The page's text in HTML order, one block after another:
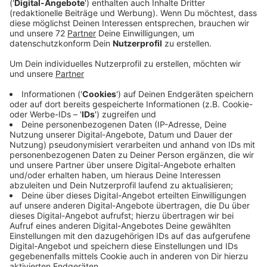
Rund 150 Impfwillige haben sich im Impfmobil den so
Wermelt der organisatorische Leiter des
Impfzentrums auf Radio Kiepenkerl Nachfrage. Es
bildete sich schnell eine knapp 50 Meter lange
Warteschlange. Auch organisatorisch habe der erste
Tag gut geklappt. Und alle Impflinge haben auch direkt
ihren Folgetermin für die zweite Impfung
bekommen. Alternativ können Sie auch nach drei bis
vier Wochen den zweiten Pieks im Impfzentrum in
Dülmen bekommen.
Mit dem Impfmobil möchte der Kreis Coesfeld noch
vor dem Herbst so viele Menschen wie möglich gegen
Corona impfen. Dann rechnet der Kreis mit einer
möglichen vierten Pandemie-Welle. Das Angebot
richtet sich an Menschen die noch keinen Termin für